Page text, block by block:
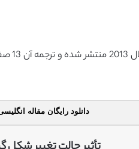
دانلود رایگان مقاله